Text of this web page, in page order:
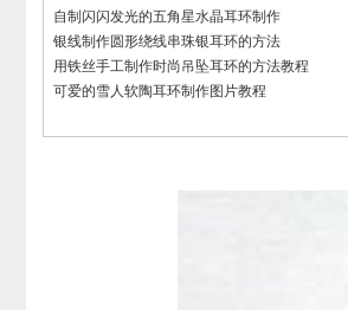
自制闪闪发光的五角星水晶耳环制作
银线制作圆形绕线串珠银耳环的方法
用铁丝手工制作时尚吊坠耳环的方法教程
可爱的雪人软陶耳环制作图片教程